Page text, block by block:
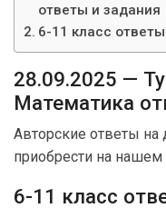
ответы и задания
6-11 класс
28.09.2025 —
Математика
Авторские ответы
приобрести на нашем
6-11 класс